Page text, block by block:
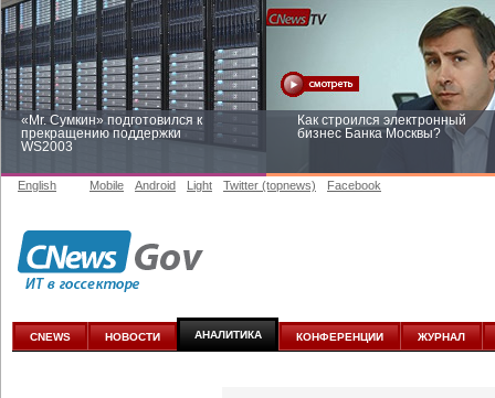
«Mr. Сумкин» подготовился к
прекращению поддержки
WS2003
Как строился электронный
бизнес Банка Москвы?
Заоблачная оптимизация: как
аналитике
English Mobile Android Light Twitter (topnews) Facebook
CNEWS НОВОСТИ АНАЛИТИКА КОНФЕРЕНЦИИ ЖУРНАЛ